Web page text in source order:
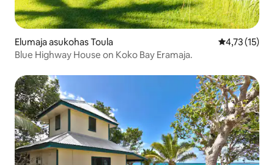
Elumaja asukohas Toula Keskmine
4,73 (15)
Blue Highway House on Koko Bay Eramaja.